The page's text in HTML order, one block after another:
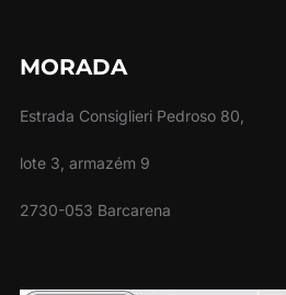
MORADA
Estrada Consiglieri Pedroso 80,
lote 3, armazém 9
2730-053 Barcarena